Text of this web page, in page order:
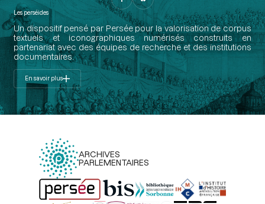
Les perséides
Un dispositif pensé par Persée pour la valorisation de corpus
textuels et iconographiques numérisés construits en
partenariat avec des équipes de recherche et des institutions
documentaires.
En savoir plus
ARCHIVES
PARLEMENTAIRES